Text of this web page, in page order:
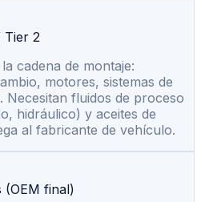
Tier 2
cadena de montaje:
motores, sistemas de
fluidos de proceso
hidráulico) y aceites de
al fabricante de vehículo.
(OEM final)